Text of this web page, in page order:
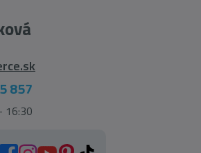
857
16:30